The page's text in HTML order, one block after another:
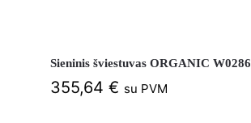
Sieninis šviestuvas ORGANIC W0286
355,64 € su PVM